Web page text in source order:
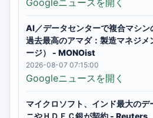
Googleニュースを開く
AI／データセンターで複合マシン
過去最高のアマダ：製造マネジ
ージ） - MONOist
2026-08-07 07:15:00
Googleニュースを開く
マイクロソフト、インド最大のデ
ニやＨＤＦＣ銀が契約 - Reuters